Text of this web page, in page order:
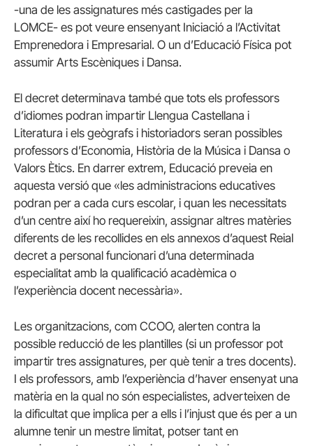
-una de les assignatures més castigades per la
LOMCE- es pot veure ensenyant Iniciació a l’Activitat
Emprenedora i Empresarial. O un d’Educació Física pot
assumir Arts Escèniques i Dansa.
El decret determinava també que tots els professors
d’idiomes podran impartir Llengua Castellana i
Literatura i els geògrafs i historiadors seran possibles
professors d’Economia, Història de la Música i Dansa o
Valors Ètics. En darrer extrem, Educació preveia en
aquesta versió que «les administracions educatives
podran per a cada curs escolar, i quan les necessitats
d’un centre així ho requereixin, assignar altres matèries
diferents de les recollides en els annexos d’aquest Reial
decret a personal funcionari d’una determinada
especialitat amb la qualificació acadèmica o
l’experiència docent necessària».
Les organitzacions, com CCOO, alerten contra la
possible reducció de les plantilles (si un professor pot
impartir tres assignatures, per què tenir a tres docents).
I els professors, amb l’experiència d’haver ensenyat una
matèria en la qual no són especialistes, adverteixen de
la dificultat que implica per a ells i l’injust que és per a un
alumne tenir un mestre limitat, potser tant en